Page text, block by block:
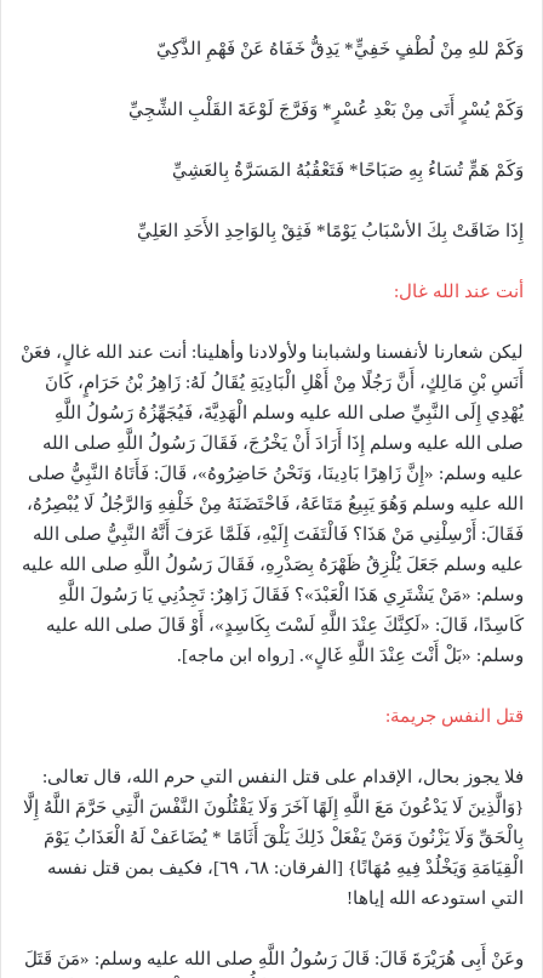
وَكَمْ للهِ مِنْ لُطْفٍ خَفِيٍّ* يَدِقُّ خَفَاهُ عَنْ فَهْمِ الذَّكِيّ
وَكَمْ يُسْرٍ أَتَى مِنْ بَعْدِ عُسْرٍ* وَفَرَّجَ لَوْعَةَ القَلْبِ الشِّجِيِّ
وَكَمْ هَمٍّ تُسَاءُ بِهِ صَبَاحًا* فَتَعْقُبُهُ المَسَرَّةُ بِالعَشِيِّ
إِذَا ضَاقَتْ بِكَ الأسْبَابُ يَوْمًا* فَثِقْ بِالوَاحِدِ الأَحَدِ العَلِيِّ
أنت عند الله غال:
ليكن شعارنا لأنفسنا ولشبابنا ولأولادنا وأهلينا: أنت عند الله غالٍ، فعَنْ
أَنَسِ بْنِ مَالِكٍ، أَنَّ رَجُلًا مِنْ أَهْلِ الْبَادِيَةِ يُقَالُ لَهُ: زَاهِرُ بْنُ حَرَامٍ، كَانَ
يُهْدِي إِلَى النَّبِيِّ صلى الله عليه وسلم الْهَدِيَّةَ، فَيُجَهِّزُهُ رَسُولُ اللَّهِ
صلى الله عليه وسلم إِذَا أَرَادَ أَنْ يَخْرُجَ، فَقَالَ رَسُولُ اللَّهِ صلى الله
عليه وسلم: «إِنَّ زَاهِرًا بَادِينَا، وَنَحْنُ حَاضِرُوهُ»، قَالَ: فَأَتَاهُ النَّبِيُّ صلى
الله عليه وسلم وَهُوَ يَبِيعُ مَتَاعَهُ، فَاحْتَضَنَهُ مِنْ خَلْفِهِ وَالرَّجُلُ لَا يُبْصِرُهُ،
فَقَالَ: أَرْسِلْنِي مَنْ هَذَا؟ فَالْتَفَتَ إِلَيْهِ، فَلَمَّا عَرَفَ أَنَّهُ النَّبِيُّ صلى الله
عليه وسلم جَعَلَ يُلْزِقُ ظَهْرَهُ بِصَدْرِهِ، فَقَالَ رَسُولُ اللَّهِ صلى الله عليه
وسلم: «مَنْ يَشْتَرِي هَذَا الْعَبْدَ»؟ فَقَالَ زَاهِرٌ: تَجِدُنِي يَا رَسُولَ اللَّهِ
كَاسِدًا، قَالَ: «لَكِنَّكَ عِنْدَ اللَّهِ لَسْتَ بِكَاسِدٍ»​، أَوْ قَالَ صلى الله عليه
وسلم: «بَلْ أَنْتَ عِنْدَ اللَّهِ غَالٍ». [رواه ابن ماجه].
قتل النفس جريمة:
فلا يجوز بحال، الإقدام على قتل النفس التي حرم الله، قال تعالى:
{وَالَّذِينَ لَا يَدْعُونَ مَعَ اللَّهِ إِلَهًا آخَرَ وَلَا يَقْتُلُونَ النَّفْسَ الَّتِي حَرَّمَ اللَّهُ إِلَّا
بِالْحَقِّ وَلَا يَزْنُونَ وَمَنْ يَفْعَلْ ذَلِكَ يَلْقَ أَثَامًا * يُضَاعَفْ لَهُ الْعَذَابُ يَوْمَ
الْقِيَامَةِ وَيَخْلُدْ فِيهِ مُهَانًا} [الفرقان: ٦٨، ٦٩]، فكيف بمن قتل نفسه
التي استودعه الله إياها!
وعَنْ أَبِى هُرَيْرَةَ قَالَ: قَالَ رَسُولُ اللَّهِ صلى الله عليه وسلم: «مَنَ قَتَلَ